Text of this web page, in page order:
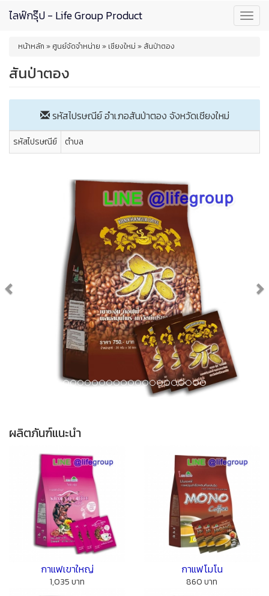
content
ไลฟ์กรุ๊ป - Life Group Product
You
here
หน้าหลัก » ศูนย์จัดจำหน่าย » เชียงใหม่ » สันป่าตอง
สันป่าตอง
รหัสไปรษณีย์ อำเภอสันป่าตอง จังหวัดเชียงใหม่
รหัสไปรษณีย์ ตำบล
ผลิตภันฑ์แนะนำ
กาแฟเขาใหญ่
1,035 บาท
กาแฟโมโน
860 บาท